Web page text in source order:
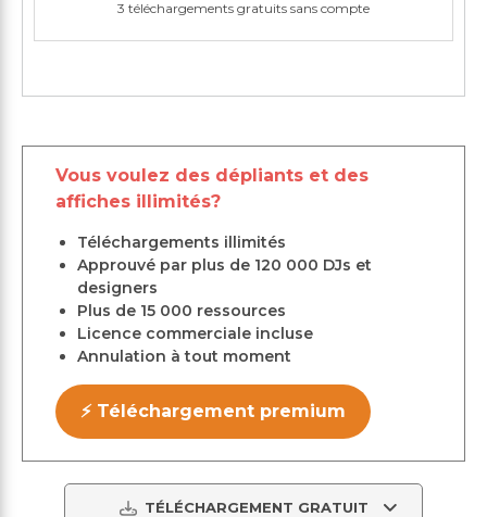
3 téléchargements gratuits sans compte
Vous voulez des dépliants et des
affiches illimités?
Téléchargements illimités
Approuvé par plus de 120 000 DJs et
designers
Plus de 15 000 ressources
Licence commerciale incluse
Annulation à tout moment
⚡ Téléchargement premium
TÉLÉCHARGEMENT GRATUIT